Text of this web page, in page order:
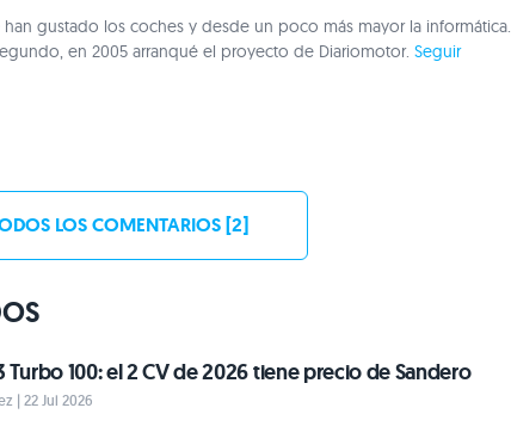
gustado los coches y desde un poco más mayor la informática.
en 2005 arranqué el proyecto de Diariomotor. Seguir
LOS COMENTARIOS [2]
Turbo 100: el 2 CV de 2026 tiene precio de Sandero
| 22 Jul 2026